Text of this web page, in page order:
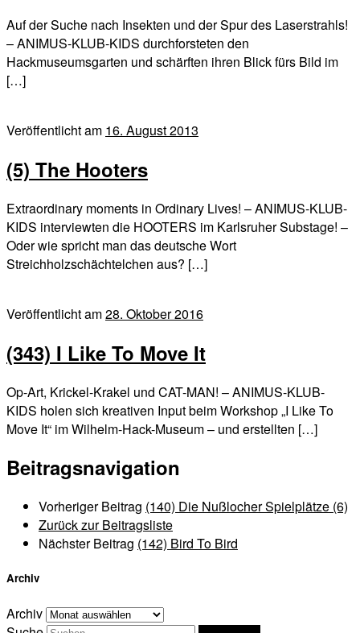
Auf der Suche nach Insekten und der Spur des Laserstrahls!
– ANIMUS-KLUB-KIDS durchforsteten den
Hackmuseumsgarten und schärften ihren Blick fürs Bild im
[…]
Veröffentlicht am 16. August 2013
(5) The Hooters
Extraordinary moments in Ordinary Lives! – ANIMUS-KLUB-
KIDS interviewten die HOOTERS im Karlsruher Substage! –
Oder wie spricht man das deutsche Wort
Streichholzschächtelchen aus? […]
Veröffentlicht am28. Oktober 2016
(343) I Like To Move It
Op-Art, Krickel-Krakel und CAT-MAN! – ANIMUS-KLUB-
KIDS holen sich kreativen Input beim Workshop „I Like To
Move It“ im Wilhelm-Hack-Museum – und erstellten […]
Beitragsnavigation
Vorheriger Beitrag (140) Die Nußlocher Spielplätze (6)
Zurück zur Beitragsliste
Nächster Beitrag (142) Bird To Bird
Archiv
Archiv